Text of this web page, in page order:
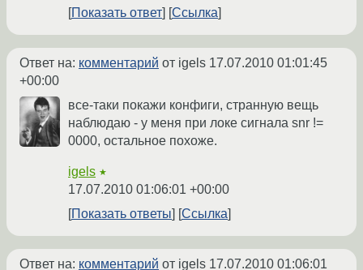
Показать ответ
Ссылка
Ответ на: комментарий от igels 17.07.2010 01:01:45
+00:00
все-таки покажи конфиги, странную вещь
наблюдаю - у меня при локе сигнала snr !=
0000, остальное похоже.
igels ★
17.07.2010 01:06:01 +00:00
Показать ответы
Ссылка
Ответ на: комментарий от igels 17.07.2010 01:06:01